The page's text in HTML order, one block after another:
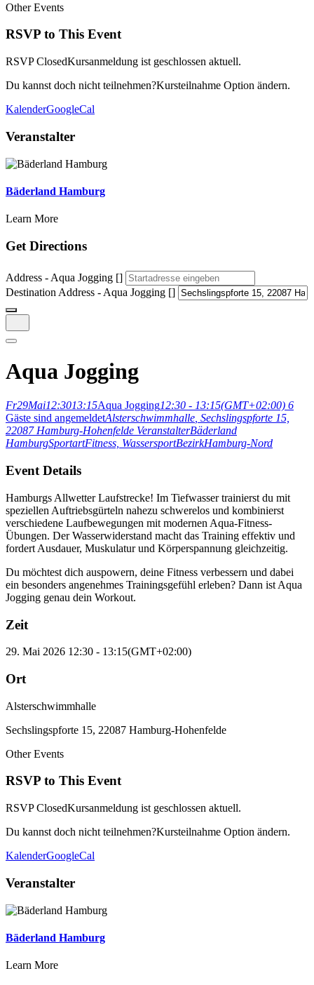
Other Events
RSVP to This Event
RSVP ClosedKursanmeldung ist geschlossen aktuell.
Du kannst doch nicht teilnehmen?Kursteilnahme Option ändern.
KalenderGoogleCal
Veranstalter
Bäderland Hamburg
Learn More
Get Directions
Address - Aqua Jogging []
Destination Address - Aqua Jogging []
Aqua Jogging
Fr29Mai12:3013:15Aqua Jogging12:30 - 13:15(GMT+02:00) 6
Gäste sind angemeldetAlsterschwimmhalle, Sechslingspforte 15,
22087 Hamburg-Hohenfelde VeranstalterBäderland
HamburgSportartFitness, WassersportBezirkHamburg-Nord
Event Details
Hamburgs Allwetter Laufstrecke! Im Tiefwasser trainierst du mit
speziellen Auftriebsgürteln nahezu schwerelos und kombinierst
verschiedene Laufbewegungen mit modernen Aqua-Fitness-
Übungen. Der Wasserwiderstand macht das Training effektiv und
fordert Ausdauer, Muskulatur und Körperspannung gleichzeitig.
Du möchtest dich auspowern, deine Fitness verbessern und dabei
ein besonders angenehmes Trainingsgefühl erleben? Dann ist Aqua
Jogging genau dein Workout.
Zeit
29. Mai 2026 12:30 - 13:15(GMT+02:00)
Ort
Alsterschwimmhalle
Sechslingspforte 15, 22087 Hamburg-Hohenfelde
Other Events
RSVP to This Event
RSVP ClosedKursanmeldung ist geschlossen aktuell.
Du kannst doch nicht teilnehmen?Kursteilnahme Option ändern.
KalenderGoogleCal
Veranstalter
Bäderland Hamburg
Learn More